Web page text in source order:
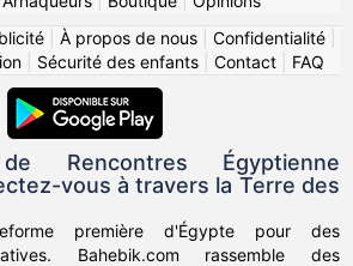
À propos de nous Confidentialité
| Sécurité des enfants| Contact| FAQ
Rencontres Égyptienne
vous à travers la Terre des
première d'Égypte pour des
Bahebik.com rassemble des